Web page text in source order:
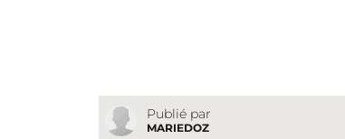
Publié par
MARIEDOZ